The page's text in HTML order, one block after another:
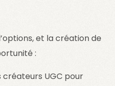
et la création de
:
UGC pour